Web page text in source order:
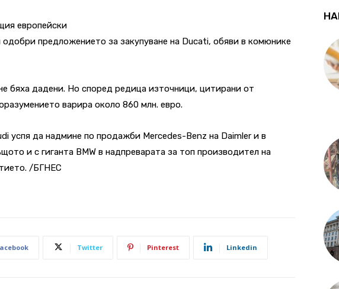
европейски
предложението за закупуване на Ducati, обяви в комюнике
бяха дадени. Но според редица източници, цитирани от
варира около 860 млн. евро.
успя да надмине по продажби Mercedes-Benz на Daimler и в
и с гиганта BMW в надпреварата за топ производител на
/БГНЕС
Twitter Pinterest Linkedin